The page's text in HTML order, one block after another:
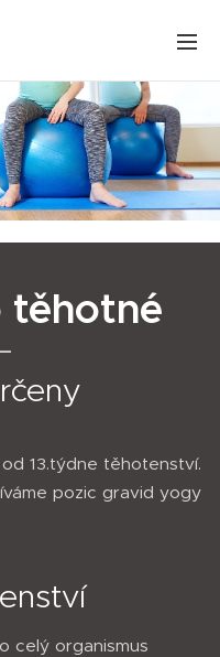
těhotné
13.týdne těhotenství.
pozic gravid yogy
celý organismus